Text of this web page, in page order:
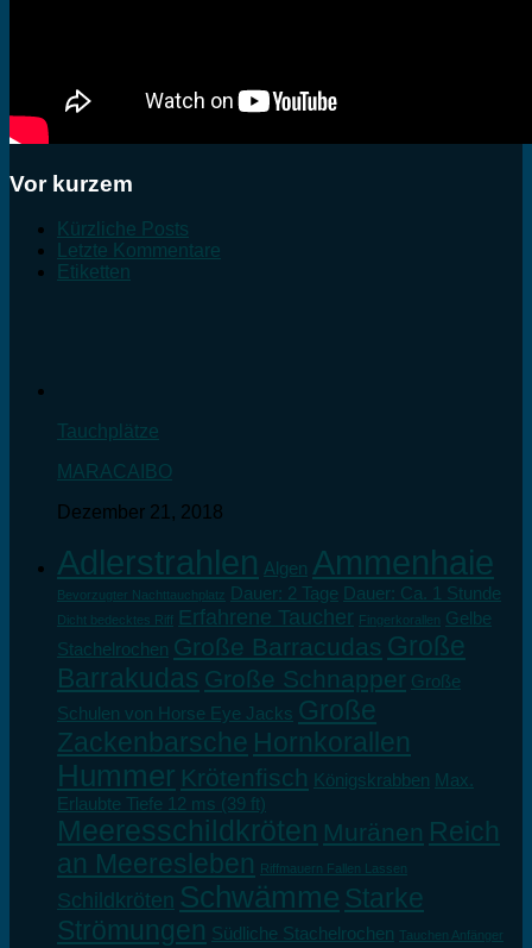
Vor kurzem
Kürzliche Posts
Letzte Kommentare
Etiketten
Tauchplätze
MARACAIBO
Dezember 21, 2018
Adlerstrahlen Algen Ammenhaie
Bevorzugter Nachttauchplatz Dauer: 2 Tage Dauer: Ca. 1 Stunde
Dicht bedecktes Riff Erfahrene Taucher Fingerkorallen Gelbe
Stachelrochen Große Barracudas Große
Barrakudas Große Schnapper Große
Schulen von Horse Eye Jacks Große
Zackenbarsche Hornkorallen
Hummer Krötenfisch Königskrabben Max.
Erlaubte Tiefe 12 ms (39 ft)
Meeresschildkröten Muränen Reich
an Meeresleben
Riffmauern Fallen Lassen
Schildkröten Schwämme Starke
Strömungen Südliche Stachelrochen Tauchen Anfänger